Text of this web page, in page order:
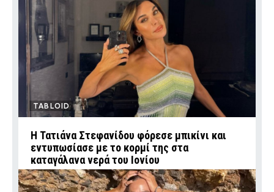
TABLOID
Η Τατιάνα Στεφανίδου φόρεσε μπικίνι και
εντυπωσίασε με το κορμί της στα
καταγάλανα νερά του Ιονίου